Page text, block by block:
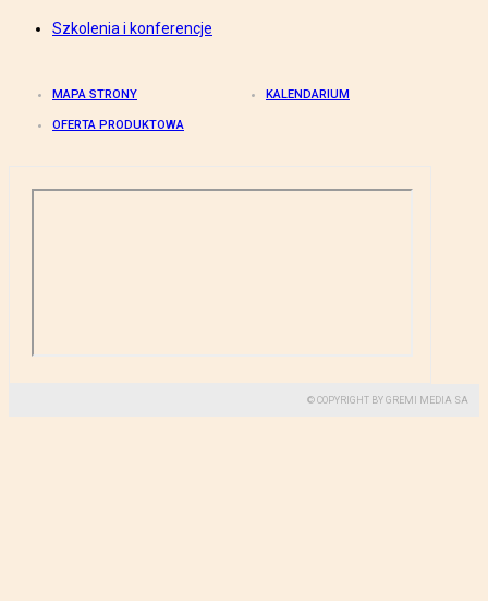
Szkolenia i konferencje
MAPA STRONY KALENDARIUM
OFERTA PRODUKTOWA
© COPYRIGHT BY GREMI MEDIA SA